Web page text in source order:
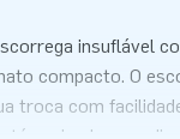
insuflável
compacto. O
troca com